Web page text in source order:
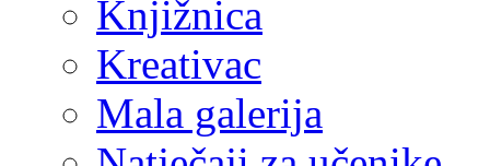
Knjižnica
Kreativac
Mala galerija